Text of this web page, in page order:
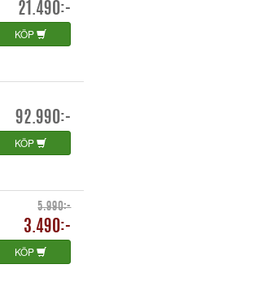
21.490:-
KÖP
92.990:-
KÖP
5.990:-
3.490:-
KÖP